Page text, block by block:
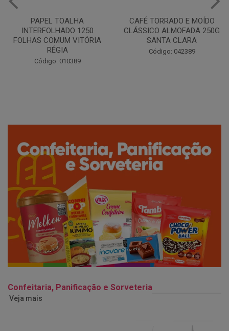
CAFÉ TORRADO E MOÍDO
CLÁSSICO ALMOFADA 250G
SANTA CLARA
Código: 042389
Copo Plástico Branco 180ml
Pacote c/100 - Cristalcopo
Código: 031413
Confeitaria, Panificação e Sorveteria
Veja mais